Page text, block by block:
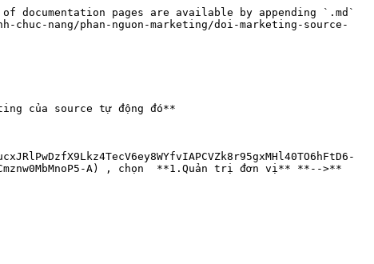
pages are available by appending `.md`
nang/phan-nguon-marketing/doi-marketing-source-
của source tự động đó**
A) , chọn  **1.Quản trị đơn vị** **-->**